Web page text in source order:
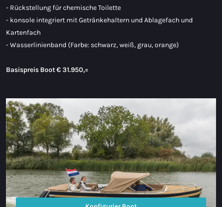
- Rückstellung für chemische Toilette
- konsole integriert mit Getränkehaltern und Ablagefach und
Kartenfach
- Wasserlinienband (Farbe: schwarz, weiß, grau, orange)
Basispreis Boot€ 31.950,=